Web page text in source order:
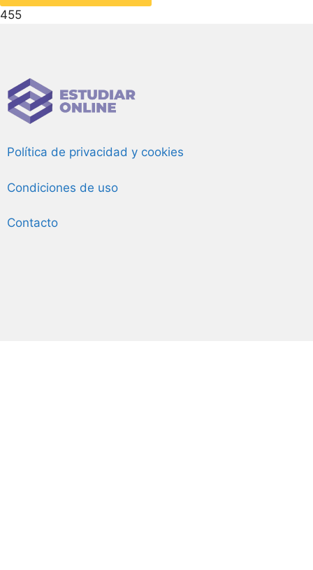
455
Política de privacidad y cookies
Condiciones de uso
Contacto